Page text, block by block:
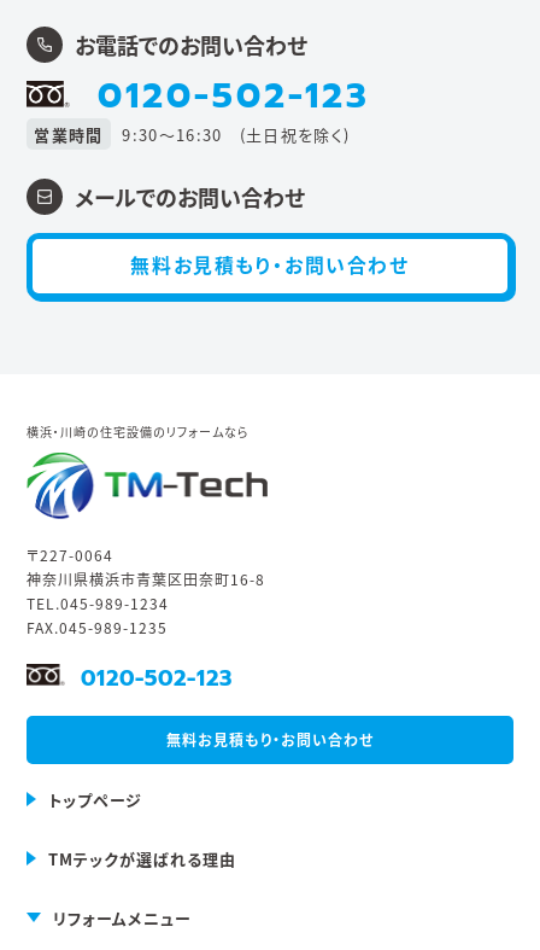
お電話でのお問い合わせ
0120-502-123
営業時間 9:30〜16:30 (土日祝を除く)
メールでのお問い合わせ
無料お見積もり・お問い合わせ
横浜・川崎の住宅設備のリフォームなら
〒227-0064
神奈川県横浜市青葉区田奈町16-8
TEL.045-989-1234
FAX.045-989-1235
0120-502-123
無料お見積もり・お問い合わせ
トップページ
TMテックが選ばれる理由
リフォームメニュー